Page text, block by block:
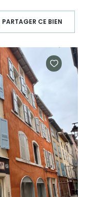
PARTAGER CE BIEN